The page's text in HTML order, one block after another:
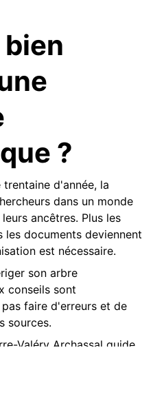
?
d'année, la
dans un monde
ancêtres. Plus les
les documents deviennent
est nécessaire.
son arbre
conseils sont
faire d'erreurs et de
sources.
Valéry Archassal guide